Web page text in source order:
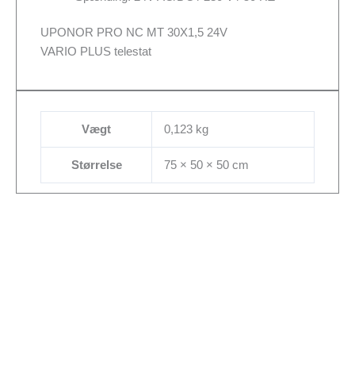
UPONOR PRO NC MT 30X1,5 24V
VARIO PLUS telestat
Vægt 0,123 kg
Størrelse 75 × 50 × 50 cm